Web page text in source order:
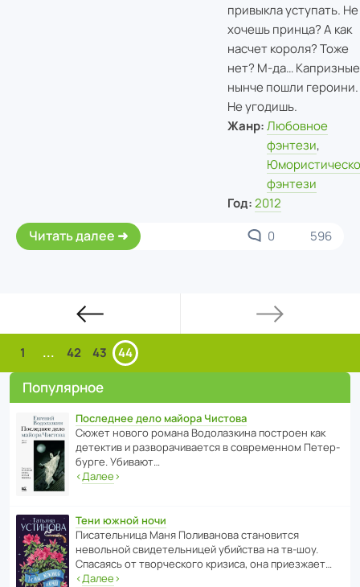
привыкла уступать. Не
хочешь принца? А как
насчет короля? Тоже
нет? М-да… Капризные
нынче пошли героини.
Не угодишь.
Жанр: Любовное
фэнтези,
фэнтези
Год: 2012
Читать далее 0 596
1 ... 42 43 44
Популярное
Последнее дело майора Чистова
Сюжет нового романа Водо­ла­з­кина пост­роен как
дете­ктив и разво­ра­чи­ва­ется в совре­менном Пете­р­
бурге. Убивают…
‹Далее›
Тени южной ночи
Писа­тель­ница Маня Поли­ва­нова стано­вится
невольной свиде­тель­ницей убийства на тв-шоу.
Спасаясь от твор­че­с­кого кризиса, она приезжает…
‹Далее›